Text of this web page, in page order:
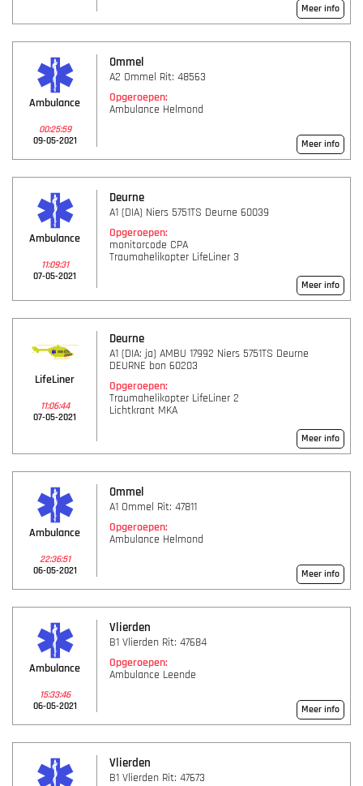
Meer info
Ambulance
00:25:59
09-05-2021
Ommel
A2 Ommel Rit: 48563
Opgeroepen:
Ambulance Helmond
Meer info
Ambulance
11:09:31
07-05-2021
Deurne
A1 (DIA) Niers 5751TS Deurne 60039
Opgeroepen:
monitorcode CPA
Traumahelikopter LifeLiner 3
Meer info
LifeLiner
11:06:44
07-05-2021
Deurne
A1 (DIA: ja) AMBU 17992 Niers 5751TS Deurne
DEURNE bon 60203
Opgeroepen:
Traumahelikopter LifeLiner 2
Lichtkrant MKA
Meer info
Ambulance
22:36:51
06-05-2021
Ommel
A1 Ommel Rit: 47811
Opgeroepen:
Ambulance Helmond
Meer info
Ambulance
15:33:46
06-05-2021
Vlierden
B1 Vlierden Rit: 47684
Opgeroepen:
Ambulance Leende
Meer info
Vlierden
B1 Vlierden Rit: 47673